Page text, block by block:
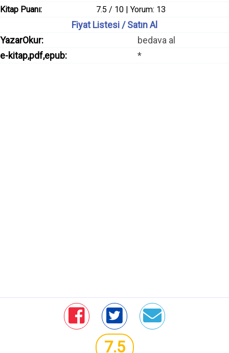
Kitap Puanı:
7.5 / 10 | Yorum: 13
Fiyat Listesi / Satın Al
YazarOkur:
bedava al
e-kitap,pdf,epub:
*
7.5